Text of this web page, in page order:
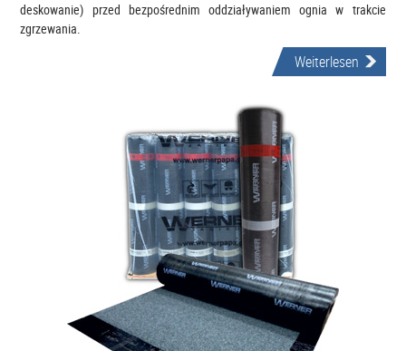
deskowanie) przed bezpośrednim oddziaływaniem ognia w trakcie
zgrzewania.
Weiterlesen